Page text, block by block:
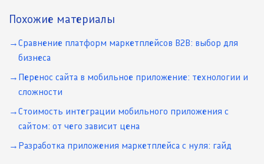
Похожие материалы
Сравнение платформ маркетплейсов B2B: выбор для
бизнеса
Перенос сайта в мобильное приложение: технологии и
сложности
Стоимость интеграции мобильного приложения с
сайтом: от чего зависит цена
Разработка приложения маркетплейса с нуля: гайд